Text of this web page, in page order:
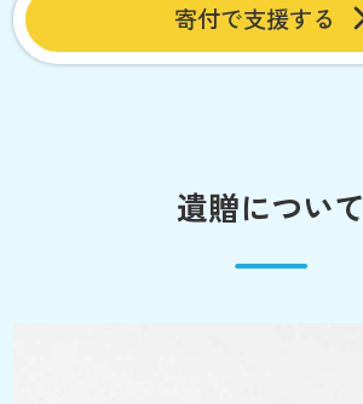
寄付で支援する
遺贈について